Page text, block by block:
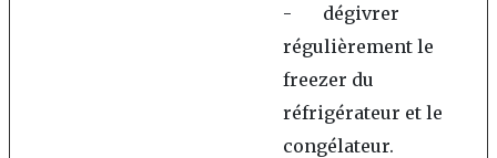
- dégivrer
régulièrement le
freezer du
réfrigérateur et le
congélateur.